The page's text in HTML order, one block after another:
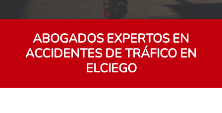
ABOGADOS EXPERTOS EN
ACCIDENTES DE TRÁFICO EN
ELCIEGO